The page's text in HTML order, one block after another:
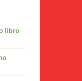
libro